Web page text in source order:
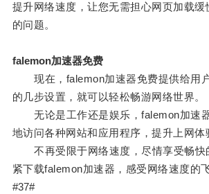
提升网络速度，让您无需担心网页加载缓
的问题。
falemon加速器免费
现在，falemon加速器免费提供给用
的几步设置，就可以轻松畅游网络世界。
无论是工作还是娱乐，falemon加速
地访问各种网站和应用程序，提升上网体
不再受限于网络速度，尽情享受畅快
紧下载falemon加速器，感受网络速度的
#37#